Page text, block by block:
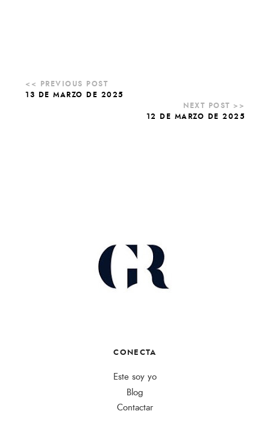
13 DE MARZO DE 2025
12 DE MARZO DE 2025
CONECTA
Este soy yo
Blog
Contactar